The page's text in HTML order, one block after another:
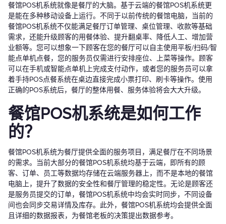
餐馆POS机系统就像是餐厅的大脑。基于云端的餐馆POS机系统更
是能在多种移动设备上运行。不同于以前传统的餐馆电脑，当前的
餐馆POS机系统不仅能满足餐厅订单管理、桌位管理、收款等基础
需求，还能升级顾客的用餐体验、提升翻桌率、降低人工、增加营
业额等。您可以想象一下顾客在您的餐厅可以自主使用平板/扫码/智
能点单机点餐，您的服务员仅需进行安排座位、上菜等操作。顾客
可以在手机或智能点单机上完成支付动作，或者您的服务员可以拿
着手持POS点餐系统在桌边直接完成小票打印、刷卡等操作。使用
正确的POS系统后，餐厅的整体用餐、服务体验将会大大升级。
餐馆POS机系统是如何工作
的？
餐馆POS机系统为餐厅提供全面的服务项目，满足餐厅在不同场景
的需求。当前大部分的餐馆POS机系统均基于云端，即所有的顾
客、订单、员工等数据均存储在云端服务器上，而不是本地的餐馆
电脑上，提升了数据的安全性和餐厅管理的稳定性。无论是顾客还
是服务员提交的订单，餐馆POS机系统中均会实时同步，不同设备
间也会同步交易详情及库存。此外，餐馆POS机系统均会提供全面
且详细的数据报表，为餐馆老板的决策提出数据参考。